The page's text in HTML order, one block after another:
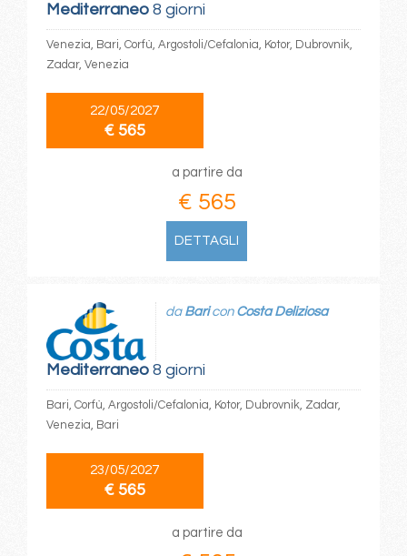
Mediterraneo8 giorni
Venezia, Bari, Corfù, Argostoli/Cefalonia, Kotor, Dubrovnik,
Zadar, Venezia
22/05/2027
€ 565
a partire da
€ 565
DETTAGLI
Mediterraneo8 giorni
da Baricon Costa Deliziosa
Bari, Corfù, Argostoli/Cefalonia, Kotor, Dubrovnik, Zadar,
Venezia, Bari
23/05/2027
€ 565
a partire da